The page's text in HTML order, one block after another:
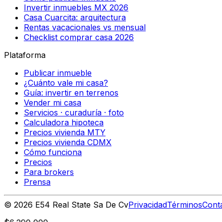
Invertir inmuebles MX 2026
Casa Cuarcita: arquitectura
Rentas vacacionales vs mensual
Checklist comprar casa 2026
Plataforma
Publicar inmueble
¿Cuánto vale mi casa?
Guía: invertir en terrenos
Vender mi casa
Servicios · curaduría · foto
Calculadora hipoteca
Precios vivienda MTY
Precios vivienda CDMX
Cómo funciona
Precios
Para brokers
Prensa
© 2026 E54 Real State Sa De CvPrivacidadTérminos